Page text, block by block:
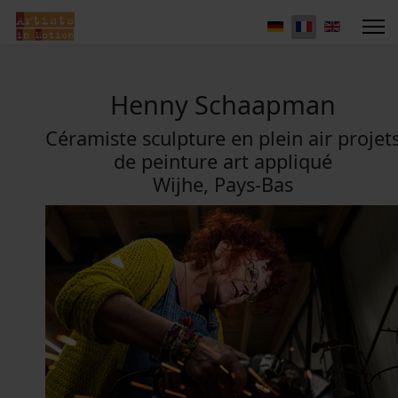
Henny Schaapman
Céramiste sculpture en plein air
de peinture art appliqué
Wijhe, Pays-Bas